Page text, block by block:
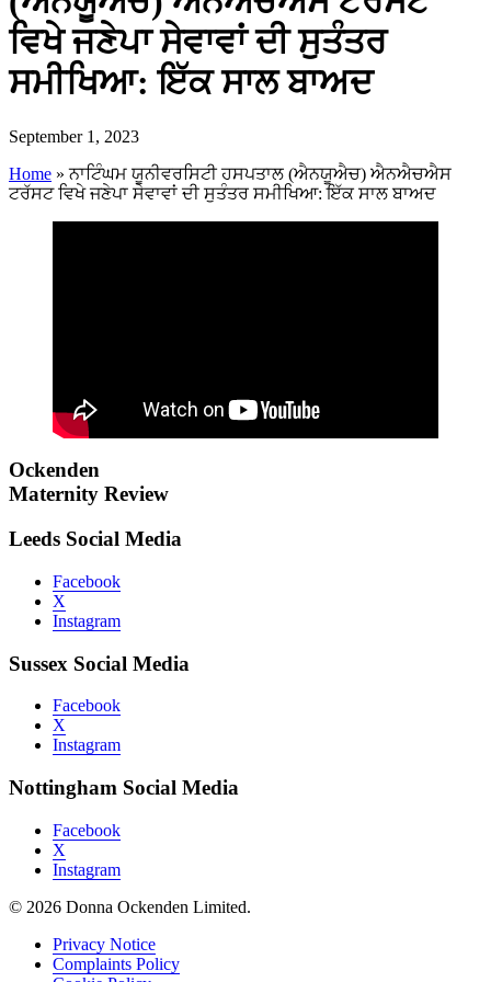
ਵਿਖੇ ਜਣੇਪਾ ਸੇਵਾਵਾਂ ਦੀ ਸੁਤੰਤਰ
ਸਮੀਖਿਆ: ਇੱਕ ਸਾਲ ਬਾਅਦ
September 1, 2023
Home »ਨਾਟਿੰਘਮ ਯੂਨੀਵਰਸਿਟੀ ਹਸਪਤਾਲ (ਐਨਯੂਐਚ) ਐਨਐਚਐਸ
ਟਰੱਸਟ ਵਿਖੇ ਜਣੇਪਾ ਸੇਵਾਵਾਂ ਦੀ ਸੁਤੰਤਰ ਸਮੀਖਿਆ: ਇੱਕ ਸਾਲ ਬਾਅਦ
Ockenden
Maternity Review
Leeds Social Media
Facebook
X
Instagram
Sussex Social Media
Facebook
X
Instagram
Nottingham Social Media
Facebook
X
Instagram
© 2026 Donna Ockenden Limited.
Privacy Notice
Complaints Policy